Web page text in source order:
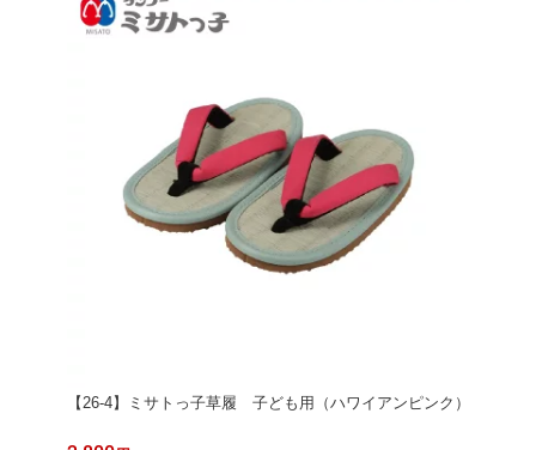
【26-4】ミサトっ子草履 子ども用（ハワイアンピンク）